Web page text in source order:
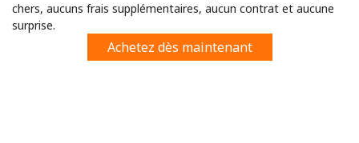
ou
chers, aucuns frais supplémentaires, aucun contrat et aucune
surprise.
Achetez dès maintenant